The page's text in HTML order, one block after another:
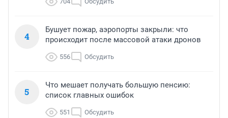
4
Бушует пожар, аэропорты закрыли: что
происходит после массовой атаки дронов
556 Обсудить
5
Что мешает получать большую пенсию:
список главных ошибок
551 Обсудить